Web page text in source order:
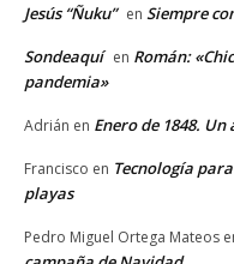
Jesús “Ñuku” en Siempre
Sondeaquí en Román:
pandemia»
Adrián en Enero de 1848.
Francisco en Tecnología
playas
Pedro Miguel Ortega Mateos